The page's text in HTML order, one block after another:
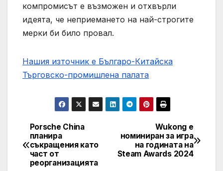
компромисът е възможен и отхвърли
идеята, че неприемането на най-строгите
мерки би било провал.
Нашия източник е Българо-Китайска
Търговско-промишлена палaта
Post
navigation
Wukong е
номиниран за игра
на годината на
Steam Awards 2024
Porsche China
планира
съкращения като
част от
реорганизацията